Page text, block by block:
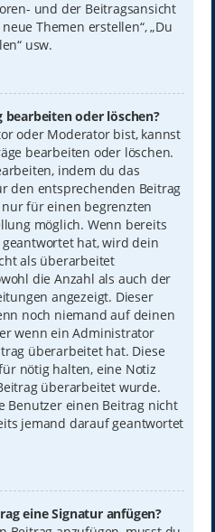
und der Beitragsansicht
Themen erstellen“, „Du
usw.
bearbeiten oder löschen?
oder Moderator bist, kannst
bearbeiten oder löschen.
indem du das
den entsprechenden Beitrag
für einen begrenzten
möglich. Wenn bereits
hat, wird dein
als überarbeitet
die Anzahl als auch der
angezeigt. Dieser
noch niemand auf deinen
wenn ein Administrator
überarbeitet hat. Diese
nötig halten, eine Notiz
überarbeitet wurde.
Benutzer einen Beitrag nicht
jemand darauf geantwortet
eine Signatur anfügen?